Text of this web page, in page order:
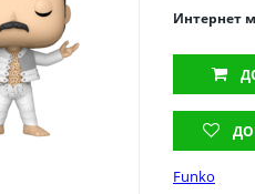
Интернет
Funko